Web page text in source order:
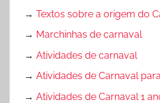
→ Textos sobre a origem do
→ Marchinhas de carnaval
→ Atividades de carnaval
→ Atividades de Carnaval
→ Atividades de Carnaval 1